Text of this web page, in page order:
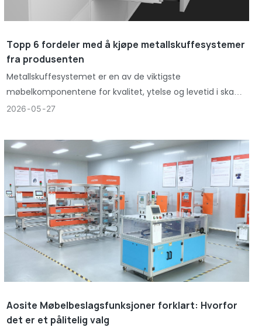
Topp 6 fordeler med å kjøpe metallskuffesystemer
fra produsenten
Metallskuffesystemet er en av de viktigste
møbelkomponentene for kvalitet, ytelse og levetid i skap,
garderober, kjøkkeninnredning og kontormøbler.
2026 05 27
Aosite Møbelbeslagsfunksjoner forklart: Hvorfor
det er et pålitelig valg